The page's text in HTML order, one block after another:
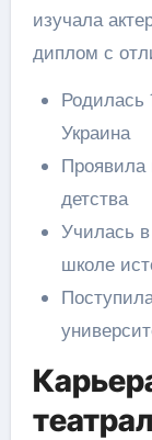
изучала
диплом с
Родилась
Украина
Проявила
детства
Училась
школе